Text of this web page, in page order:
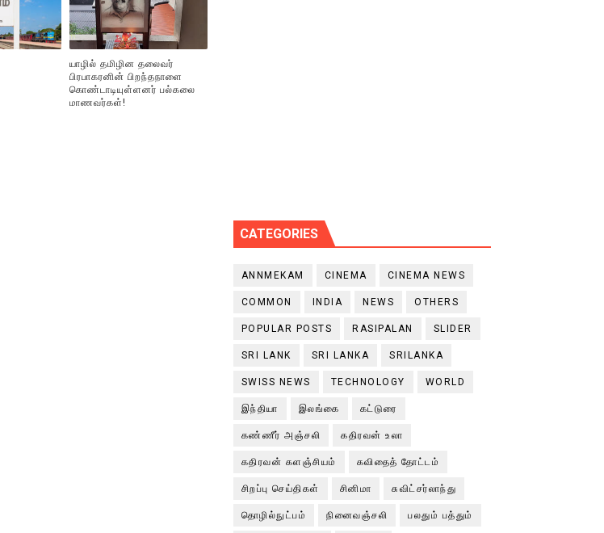
யாழில் தமிழின தலைவர்
பிரபாகரனின் பிறந்தநாளை
கொண்டாடியுள்ளனர் பல்கலை
மாணவர்கள்!
CATEGORIES
ANNMEKAM CINEMA CINEMA NEWS
COMMON INDIA NEWS OTHERS
POPULAR POSTS RASIPALAN SLIDER
SRI LANK SRI LANKA SRILANKA
SWISS NEWS TECHNOLOGY WORLD
இந்தியா இலங்கை கட்டுரை
கண்ணீர் அஞ்சலி கதிரவன் உலா
கதிரவன் களஞ்சியம் கவிதைத் தோட்டம்
சிறப்பு செய்திகள் சினிமா சுவிட்சர்லாந்து
தொழில்நுட்பம் நினைவஞ்சலி பலதும் பத்தும்